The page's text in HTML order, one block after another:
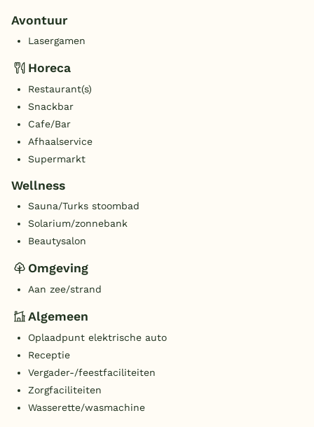
Avontuur
Lasergamen
Horeca
Restaurant(s)
Snackbar
Cafe/Bar
Afhaalservice
Supermarkt
Wellness
Sauna/Turks stoombad
Solarium/zonnebank
Beautysalon
Omgeving
Aan zee/strand
Algemeen
Oplaadpunt elektrische auto
Receptie
Vergader-/feestfaciliteiten
Zorgfaciliteiten
Wasserette/wasmachine